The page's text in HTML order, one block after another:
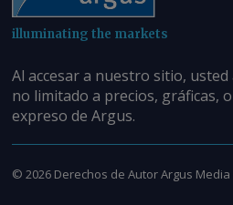
illuminating the markets
Al accesar a nuestro sitio,
no limitado a precios, gráficas,
expreso de Argus.
© 2026 Derechos de Autor Argus